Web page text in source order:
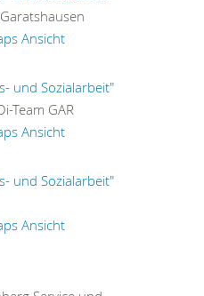
Ansicht
und Sozialarbeit"
Team GAR
Ansicht
und Sozialarbeit"
Ansicht